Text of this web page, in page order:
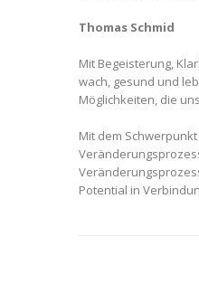
Thomas Schmid
Mit Begeisterung,
wach, gesund und
Möglichkeiten, die
Mit dem Schwerpunkt
Potential in